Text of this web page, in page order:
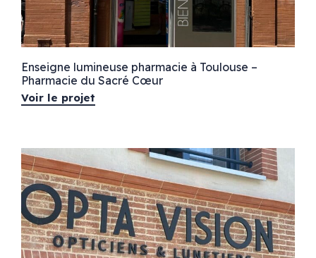
Enseigne lumineuse pharmacie à Toulouse –
Pharmacie du Sacré Cœur
Voir le projet